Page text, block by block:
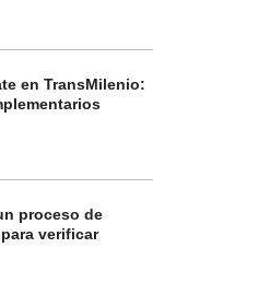
en TransMilenio:
proceso de
verificar